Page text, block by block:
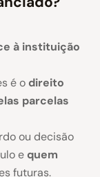
à instituição
é o direito
parcelas
ou decisão
e quem
futuras.